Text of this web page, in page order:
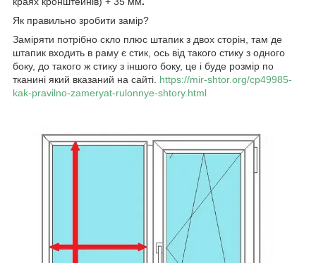
Як правильно зробити замір?
Заміряти потрібно скло плюс штапик з двох сторін, там де
штапик входить в раму є стик, ось від такого стику з одного
боку, до такого ж стику з іншого боку, це і буде розмір по
тканині який вказаний на сайті. https://mir-shtor.org/cp49985-
kak-pravilno-zameryat-rulonnye-shtory.html